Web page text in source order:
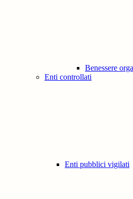
Benessere
Enti controllati
Enti pubblici vigilati